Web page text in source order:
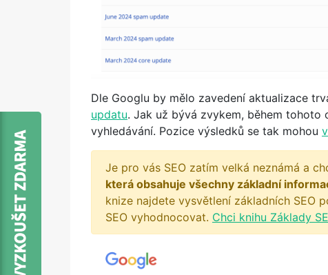
Dle Googlu by mělo zavedení aktualizace
updatu. Jak už bývá zvykem, během
vyhledávání. Pozice výsledků se tak mohou
Je pro vás SEO zatím velká neznámá a
která obsahuje všechny základní
knize najdete vysvětlení základních SEO
SEO vyhodnocovat. Chci knihu Základy